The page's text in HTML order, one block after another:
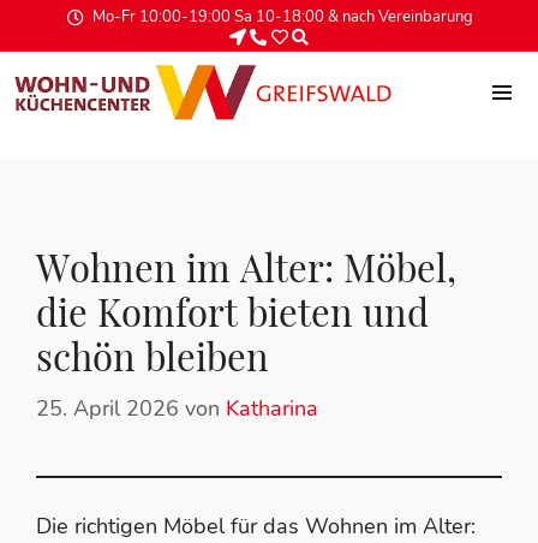
Mo-Fr 10:00-19:00 Sa 10-18:00 & nach Vereinbarung
Wohnen im Alter: Möbel,
die Komfort bieten und
schön bleiben
25. April 2026 von Katharina
Die richtigen Möbel für das Wohnen im Alter: